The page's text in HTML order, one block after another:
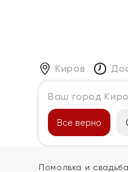
Киров
Ваш город
Все верно
Каталог
Помолвка и свадьба